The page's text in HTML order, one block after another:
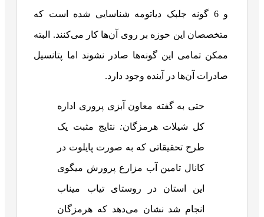
و 6 گونه جلبک دیاتومه شناسایی شده است که
متخصصان این حوزه بر روی آن‌ها کار می‌کنند. البته
ممکن تمامی این گونه‌ها صادر نشوند اما پتانسیل
صادرات آن‌ها در آینده وجود دارد.
حتی به گفته معاون آبزی پروری اداره
کل شیلات هرمزگان: نتایج مثبت یک
طرح تحقیقاتی که به صورت پایلوت در
کانال تامین آب مزارع پرورش میگوی
این استان در روستای تیاب میناب
انجام شد نشان می‌دهد که هرمزگان